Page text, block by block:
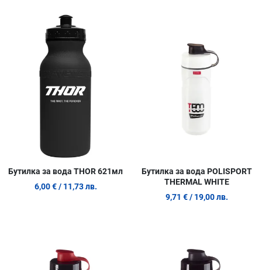
Бутилка за вода THOR 621мл
6,00 € / 11,73 лв.
Бутилка за вода POLISPORT
THERMAL WHITE
9,71 € / 19,00 лв.
Сравни продукт